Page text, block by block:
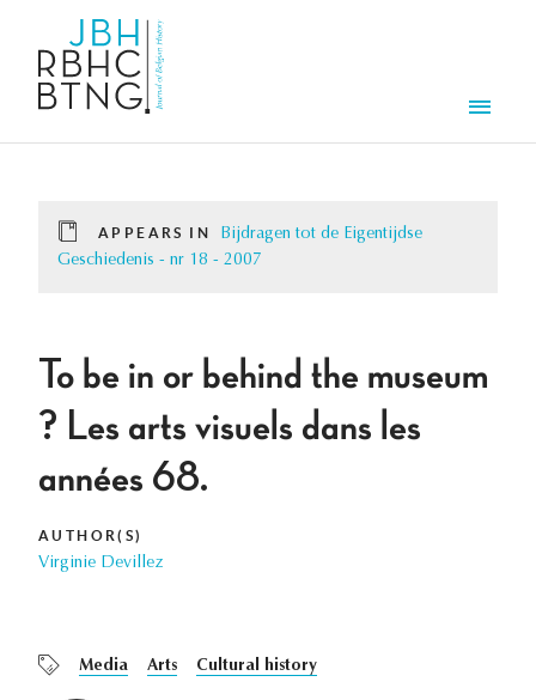
APPEARS IN
Bijdragen tot de Eigentijdse
Geschiedenis - nr 18 - 2007
To be in or behind the museum
? Les arts visuels dans les
années 68.
AUTHOR(S)
Virginie Devillez
Media Arts Cultural history